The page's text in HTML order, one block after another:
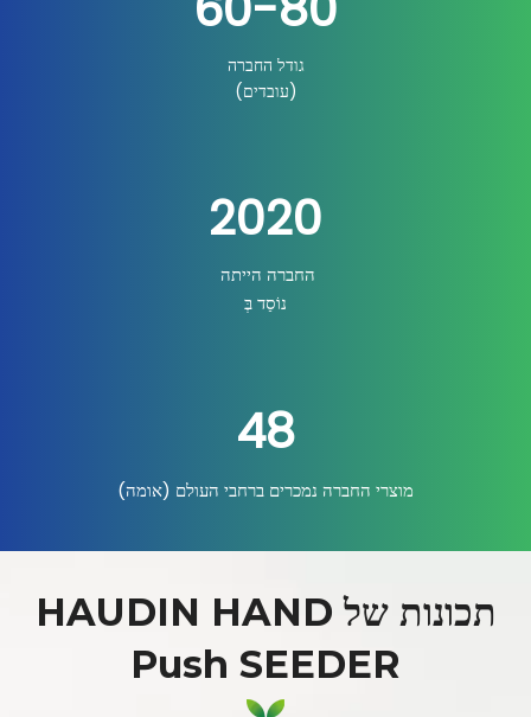
גודל החברה
(עובדים)
2020
החברה הייתה
נוֹסַד בְּ
48
מוצרי החברה נמכרים ברחבי העולם (אומה)
תכונות של HAUDIN HAND
Push SEEDER